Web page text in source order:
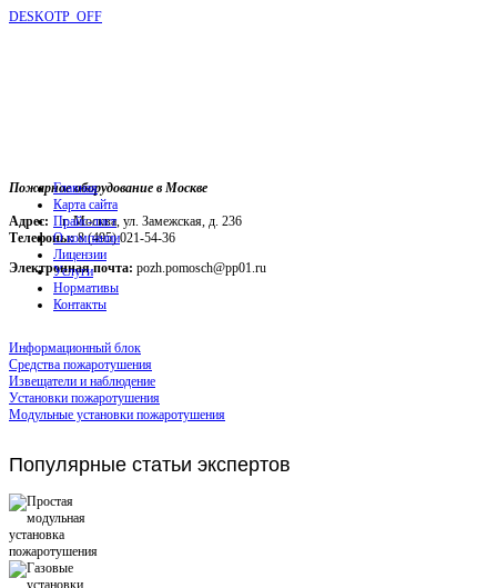
DESKOTP_OFF
Пожарное оборудование в Москве
Адрес: г. Москва, ул. Замежская, д. 236
Телефоны:8 (495) 021-54-36
Электронная почта: pozh.pomosch@pp01.ru
Главная
Карта сайта
Прайс-лист
О компании
Лицензии
Услуги
Нормативы
Контакты
Информационный блок
Средства пожаротушения
Извещатели и наблюдение
Установки пожаротушения
Модульные установки пожаротушения
Популярные статьи экспертов